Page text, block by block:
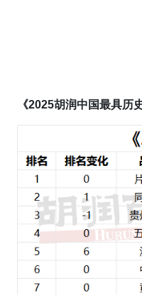
《2025胡润中国最具历